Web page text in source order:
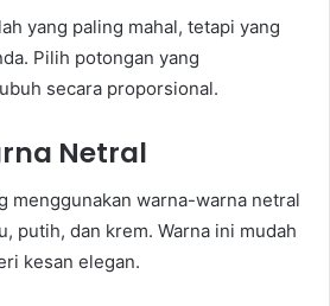
yang paling mahal, tetapi yang
Pilih potongan yang
secara proporsional.
Netral
menggunakan warna-warna netral
putih, dan krem. Warna ini mudah
kesan elegan.